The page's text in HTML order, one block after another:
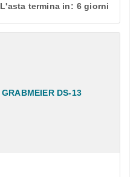
L'asta termina in: 6 giorni